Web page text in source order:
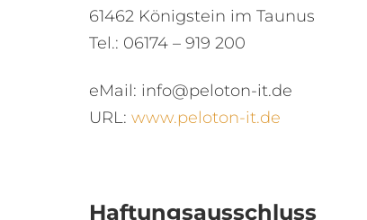
61462 Königstein im Taunus
Tel.: 06174 – 919 200
eMail: info@peloton-it.de
URL: www.peloton-it.de
Haftungsausschluss